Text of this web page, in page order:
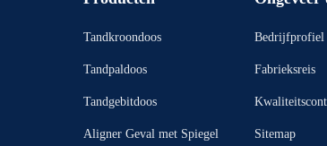
Tandkroondoos
Tandpaldoos
Tandgebitdoos
Aligner Geval met Spiegel
Bedrijfprofiel
Fabrieksreis
Sitemap